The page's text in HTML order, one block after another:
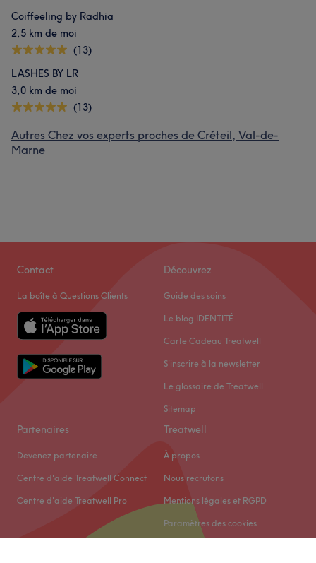
Coiffeeling by Radhia
2,5 km de moi
(13)
LASHES BY LR
3,0 km de moi
(13)
Autres Chez vos experts proches de Créteil, Val-de-
Marne
Contact
La boîte à Questions Clients
Découvrez
Guide des soins
Le blog IDENTITÉ
Carte Cadeau Treatwell
S'inscrire à la newsletter
Le glossaire de Treatwell
Sitemap
Partenaires
Devenez partenaire
Centre d'aide Treatwell Connect
Centre d'aide Treatwell Pro
Treatwell
À propos
Nous recrutons
Mentions légales et RGPD
Paramètres des cookies